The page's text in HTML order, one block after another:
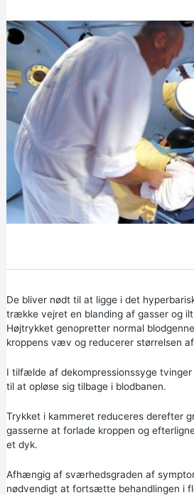
De bliver nødt til at ligge i det
trække vejret en blanding af gasser og
Højtrykket genopretter normal
kroppens væv og reducerer størrelsen
I tilfælde af dekompressionssyge
til at opløse sig tilbage i blodbanen.
Trykket i kammeret reduceres derefter
gasserne at forlade kroppen og
et dyk.
Afhængig af sværhedsgraden af
nødvendigt at fortsætte behandlingen i